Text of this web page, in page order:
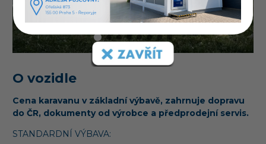
O vozidle
Cena karavanu v základní výbavě, zahrnuje dopravu
do ČR, dokumenty od výrobce a předprodejní servis.
STANDARDNÍ VÝBAVA: